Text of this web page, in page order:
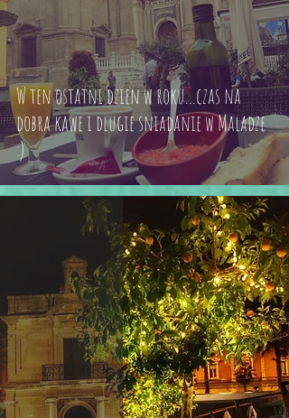
W ten ostatni dzien w roku...czas na
dobra kawe i dlugie sniadanie w Maladze
:)